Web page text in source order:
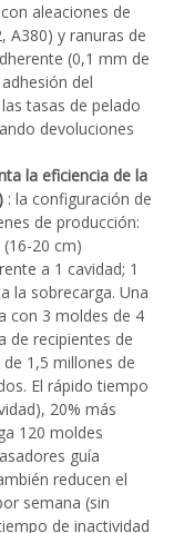
aleaciones de
A380) y ranuras de
(0,1 mm de
del
tasas de pelado
devoluciones
la eficiencia de la
: la configuración de
de producción:
20 cm)
a 1 cavidad; 1
la sobrecarga. Una
con 3 moldes de 4
de recipientes de
1,5 millones de
El rápido tiempo
20% más
120 moldes
guía
reducen el
semana (sin
de inactividad